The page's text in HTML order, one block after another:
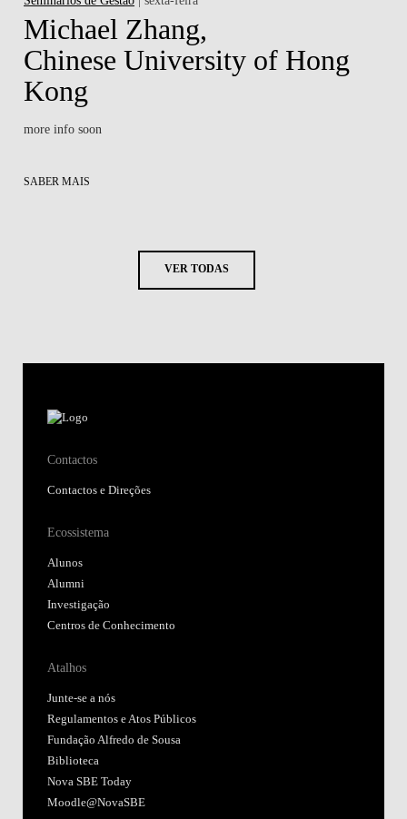
Michael Zhang,
Chinese University of Hong
Kong
more info soon
SABER MAIS
VER TODAS
Contactos
Contactos e Direções
Ecossistema
Alunos
Alumni
Investigação
Centros de Conhecimento
Atalhos
Junte-se a nós
Regulamentos e Atos Públicos
Fundação Alfredo de Sousa
Biblioteca
Nova SBE Today
Moodle@NovaSBE